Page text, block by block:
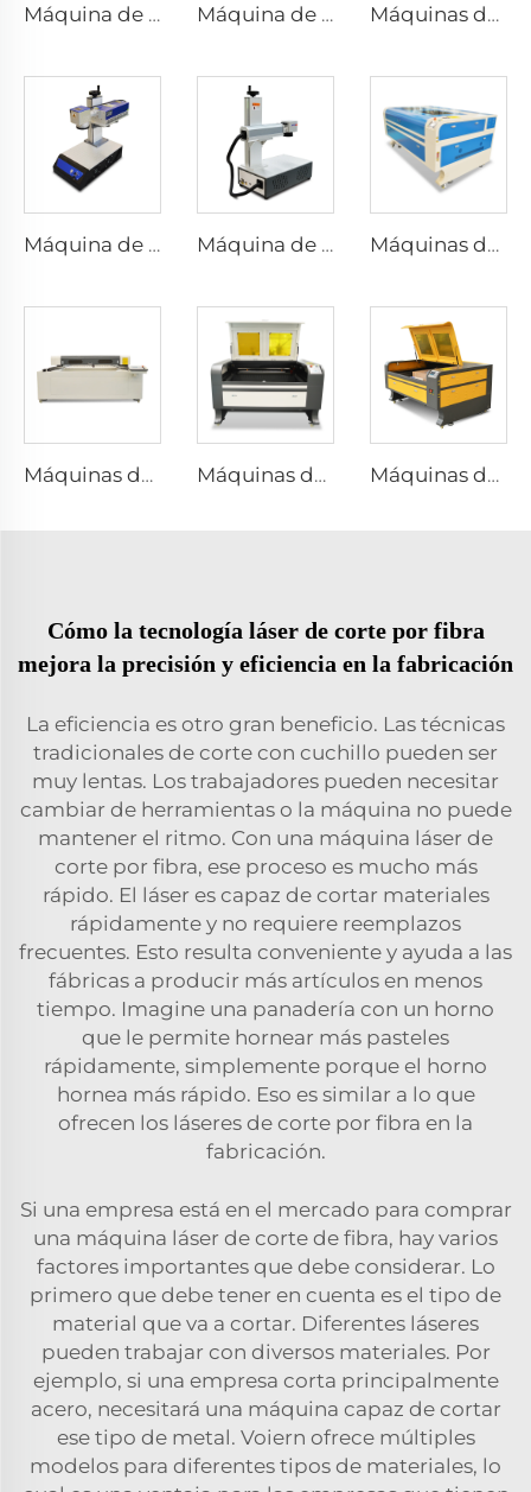
Máquina de marcado por láser de tipo split Máquina de Soldadura Láser Máquinas de grabado y corte por láser 1325
Máquina de marcado de escritorio con láser UV Máquina de marcado por láser de escritorio Máquinas de grabado y corte por láser 1610
Máquinas de grabado y corte por láser 1530 Máquinas de grabado y corte por láser 1390 Máquinas de grabado y corte por láser 1310
Cómo la tecnología láser de corte por fibra
mejora la precisión y eficiencia en la fabricación
La eficiencia es otro gran beneficio. Las técnicas
tradicionales de corte con cuchillo pueden ser
muy lentas. Los trabajadores pueden necesitar
cambiar de herramientas o la máquina no puede
mantener el ritmo. Con una máquina láser de
corte por fibra, ese proceso es mucho más
rápido. El láser es capaz de cortar materiales
rápidamente y no requiere reemplazos
frecuentes. Esto resulta conveniente y ayuda a las
fábricas a producir más artículos en menos
tiempo. Imagine una panadería con un horno
que le permite hornear más pasteles
rápidamente, simplemente porque el horno
hornea más rápido. Eso es similar a lo que
ofrecen los láseres de corte por fibra en la
fabricación.
Si una empresa está en el mercado para comprar
una máquina láser de corte de fibra, hay varios
factores importantes que debe considerar. Lo
primero que debe tener en cuenta es el tipo de
material que va a cortar. Diferentes láseres
pueden trabajar con diversos materiales. Por
ejemplo, si una empresa corta principalmente
acero, necesitará una máquina capaz de cortar
ese tipo de metal. Voiern ofrece múltiples
modelos para diferentes tipos de materiales, lo